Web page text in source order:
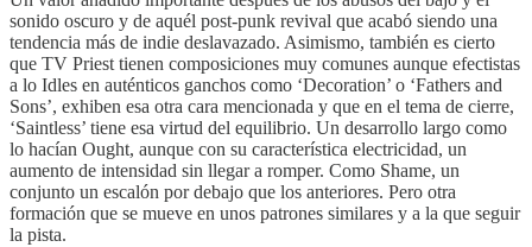
sonido oscuro y de aquél post-punk revival que acabó siendo una
tendencia más de indie deslavazado. Asimismo, también es cierto
que TV Priest tienen composiciones muy comunes aunque efectistas
a lo Idles en auténticos ganchos como ‘Decoration’ o ‘Fathers and
Sons’, exhiben esa otra cara mencionada y que en el tema de cierre,
‘Saintless’ tiene esa virtud del equilibrio. Un desarrollo largo como
lo hacían Ought, aunque con su característica electricidad, un
aumento de intensidad sin llegar a romper. Como Shame, un
conjunto un escalón por debajo que los anteriores. Pero otra
formación que se mueve en unos patrones similares y a la que seguir
la pista.